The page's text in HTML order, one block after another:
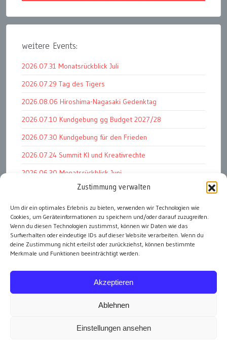
Zustimmung verwalten
Um dir ein optimales Erlebnis zu bieten, verwenden wir Technologien wie
Cookies, um Geräteinformationen zu speichern und/oder darauf zuzugreifen.
Wenn du diesen Technologien zustimmst, können wir Daten wie das
Surfverhalten oder eindeutige IDs auf dieser Website verarbeiten. Wenn du
deine Zustimmung nicht erteilst oder zurückziehst, können bestimmte
Merkmale und Funktionen beeinträchtigt werden.
Akzeptieren
Ablehnen
Einstellungen ansehen
weitere Events:
2026.07.31 Monatsrückblick Juli
2026.07.29 Tag des Tigers
2026.08.06 Hiroshima-Nagasaki Gedenktag
2026.07.10 Kundgebung gg Budget 2027/28
2026.07.30 Kundgebung für den Frieden
2026.07.24 Summit KI und Kreativrechte
2026.06.30 Monatsrückblick Juni
2026.07.11 Worauf es letztlich ankommt
2026.07.01 Markenwert Studie 2026
2026.07.07 Open Space im Weltmuseum
alle Events
Impressum